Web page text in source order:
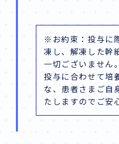
※お約束：投与に
凍し、解凍した幹
一切ございません。
投与に合わせて培
な、患者さまご自
たしますのでご安